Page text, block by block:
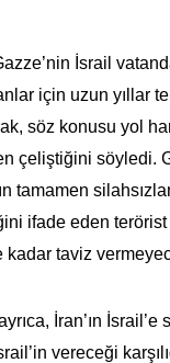
İsrail
için uzun yıllar
söz konusu yol
çeliştiğini söyledi.
tamamen
ifade eden
kadar taviz
İran’ın İsrail’e
vereceği